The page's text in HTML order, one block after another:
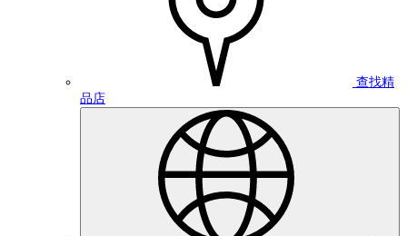
查找精
品店